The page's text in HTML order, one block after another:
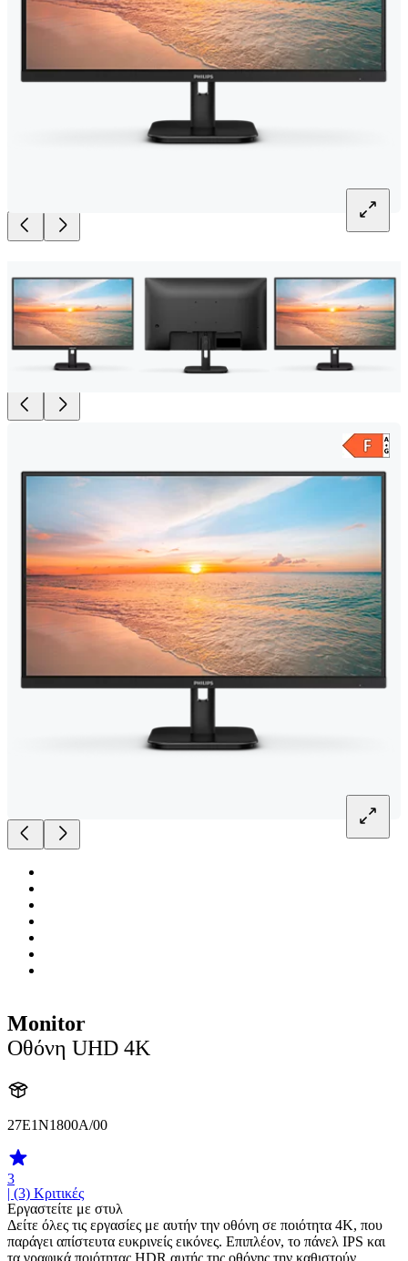
Monitor
Οθόνη UHD 4K
27E1N1800A/00
3
| (3) Κριτικές
Εργαστείτε με στυλ
Δείτε όλες τις εργασίες με αυτήν την οθόνη σε ποιότητα 4K, που
παράγει απίστευτα ευκρινείς εικόνες. Επιπλέον, το πάνελ IPS και
τα γραφικά ποιότητας HDR αυτής της οθόνης την καθιστούν